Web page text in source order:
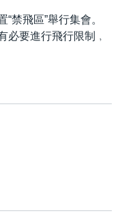
禁飛區”舉行集會。
必要進行飛行限制﹐